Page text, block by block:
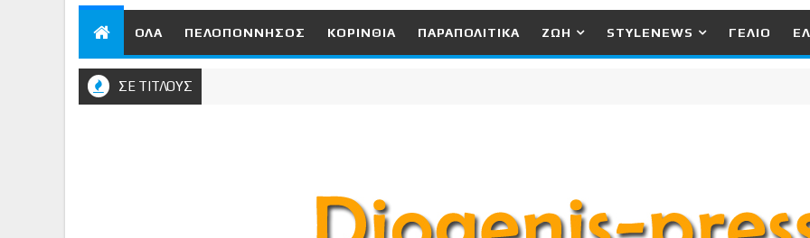
ΟΛΑ ΠΕΛΟΠΟΝΝΗΣΟΣ ΚΟΡΙΝΘΙΑ ΠΑΡΑΠΟΛΙΤΙΚΑ ΖΩΗ STYLENEWS ΓΕΛΙΟ
ΣΕ ΤΙΤΛΟΥΣ